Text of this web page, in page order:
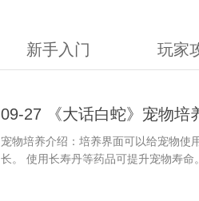
新手入门 玩家
09-27 《大话白蛇》宠物培
宠物培养介绍：培养界面可以给宠物使
长。 使用长寿丹等药品可提升宠物寿